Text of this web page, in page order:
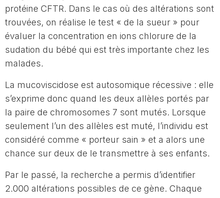
protéine CFTR. Dans le cas où des altérations sont
trouvées, on réalise le test « de la sueur » pour
évaluer la concentration en ions chlorure de la
sudation du bébé qui est très importante chez les
malades.
La mucoviscidose est autosomique récessive : elle
s’exprime donc quand les deux allèles portés par
la paire de chromosomes 7 sont mutés. Lorsque
seulement l’un des allèles est muté, l’individu est
considéré comme « porteur sain » et a alors une
chance sur deux de le transmettre à ses enfants.
Par le passé, la recherche a permis d’identifier
2.000 altérations possibles de ce gène. Chaque